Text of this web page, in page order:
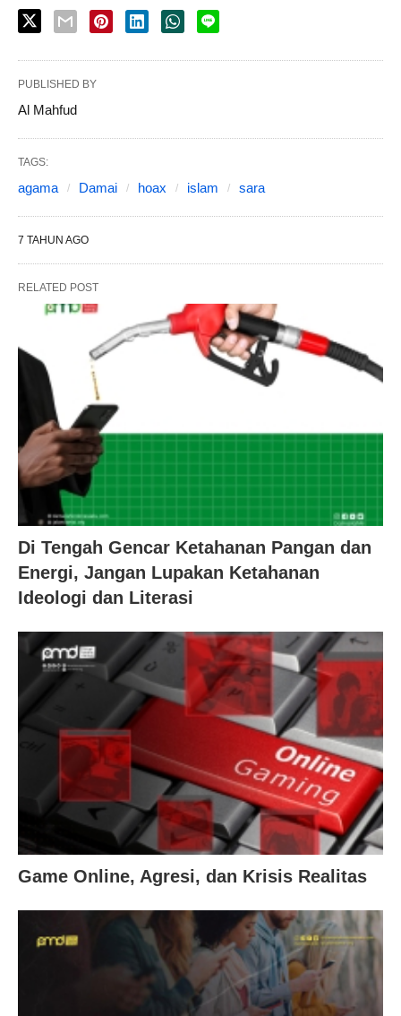
PUBLISHED BY
Al Mahfud
TAGS:
agama Damai hoax islam sara
7 TAHUN AGO
RELATED POST
Di Tengah Gencar Ketahanan Pangan dan
Energi, Jangan Lupakan Ketahanan
Ideologi dan Literasi
Game Online, Agresi, dan Krisis Realitas